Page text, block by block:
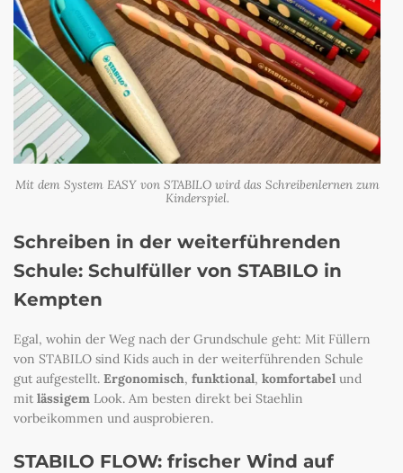
Mit dem System EASY von STABILO wird das Schreibenlernen zum
Kinderspiel.
Schreiben in der weiterführenden
Schule: Schulfüller von STABILO in
Kempten
Egal, wohin der Weg nach der Grundschule geht: Mit Füllern
von STABILO sind Kids auch in der weiterführenden Schule
gut aufgestellt. Ergonomisch, funktional, komfortabel und
mit lässigem Look. Am besten direkt bei Staehlin
vorbeikommen und ausprobieren.
STABILO FLOW: frischer Wind auf